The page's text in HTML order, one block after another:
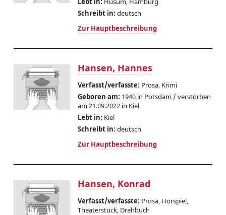
Schreibt in:deutsch
Zur Hauptbeschreibung
Hansen, Hannes
Verfasst/verfasste:Prosa, Krimi
Geboren am:1940 in Potsdam / verstorben
am 21.09.2022 in Kiel
Lebt in:Kiel
Schreibt in:deutsch
Zur Hauptbeschreibung
Hansen, Konrad
Verfasst/verfasste:Prosa, Hörspiel,
Theaterstück, Drehbuch